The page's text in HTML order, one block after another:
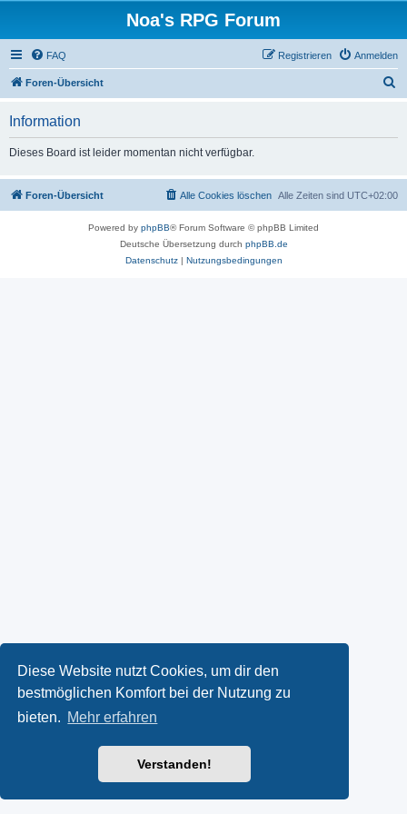
Diese Website nutzt Cookies, um dir den
bestmöglichen Komfort bei der Nutzung zu
bieten. Mehr erfahren
Verstanden!
Noa's RPG Forum
FAQ Anmelden
Registrieren
Foren-Übersicht
Information
Dieses Board ist leider momentan nicht verfügbar.
Foren-Übersicht Alle Zeiten sind UTC+02:00
Alle Cookies löschen
Powered by phpBB® Forum Software © phpBB Limited
Deutsche Übersetzung durch phpBB.de
Datenschutz| Nutzungsbedingungen